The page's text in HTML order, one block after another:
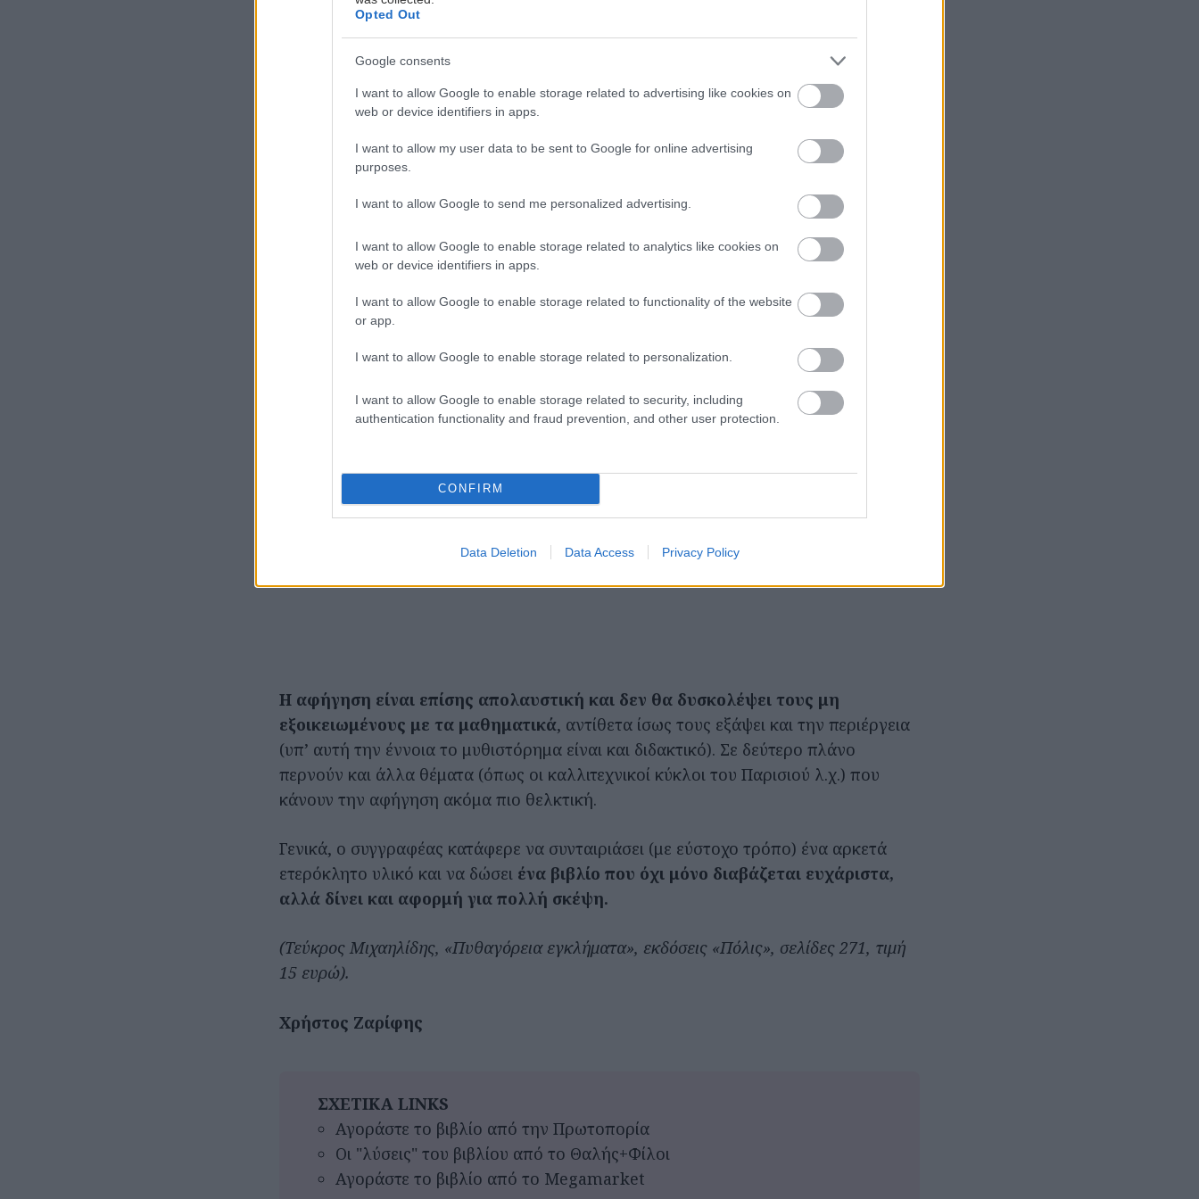
Opted Out
Google consents
I want to allow Google to enable storage related to advertising like cookies on
web or device identifiers in apps.
I want to allow my user data to be sent to Google for online advertising
purposes.
I want to allow Google to send me personalized advertising.
I want to allow Google to enable storage related to analytics like cookies on
web or device identifiers in apps.
I want to allow Google to enable storage related to functionality of the website
or app.
I want to allow Google to enable storage related to personalization.
I want to allow Google to enable storage related to security, including
authentication functionality and fraud prevention, and other user protection.
CONFIRM
Data Deletion Data Access Privacy Policy
ζωής. Το κλειδί άλλωστε του εγκλήματος έχει να κάνει με τα όρια της επιστήμης,
επιστημονική έρευνα αιώνων, απειλώντας ακόμα κι αυτή την «καθεστηκυία τάξη».
Η αφήγηση είναι επίσης απολαυστική και δεν θα δυσκολέψει τους μη
εξοικειωμένους με τα μαθηματικά, αντίθετα ίσως τους εξάψει και την περιέργεια
(υπ’ αυτή την έννοια το μυθιστόρημα είναι και διδακτικό). Σε δεύτερο πλάνο
περνούν και άλλα θέματα (όπως οι καλλιτεχνικοί κύκλοι του Παρισιού λ.χ.) που
κάνουν την αφήγηση ακόμα πιο θελκτική.
Γενικά, ο συγγραφέας κατάφερε να συνταιριάσει (με εύστοχο τρόπο) ένα αρκετά
ετερόκλητο υλικό και να δώσειένα βιβλίο που όχι μόνο διαβάζεται ευχάριστα,
αλλά δίνει και αφορμή για πολλή σκέψη.
(Τεύκρος Μιχαηλίδης, «Πυθαγόρεια εγκλήματα», εκδόσεις «Πόλις», σελίδες 271, τιμή
15 ευρώ).
Χρήστος Ζαρίφης
ΣΧΕΤΙΚΑ LINKS
Αγοράστε το βιβλίο από την Πρωτοπορία
Οι "λύσεις" του βιβλίου από το Θαλής+Φίλοι
Αγοράστε το βιβλίο από το Megamarket